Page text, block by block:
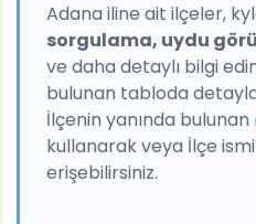
Adana iline ait ilçeler,
sorgulama, uydu
ve daha detaylı bilgi
bulunan tabloda
İlçenin yanında bulunan
kullanarak veya İlçe
erişebilirsiniz.